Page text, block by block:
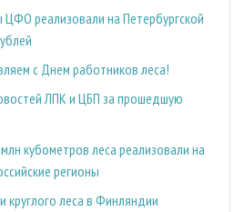
ЦФО реализовали на Петербургской
с Днем работников леса!
ЛПК и ЦБП за прошедшую
кубометров леса реализовали на
регионы
круглого леса в Финляндии